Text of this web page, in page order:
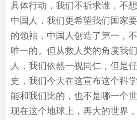
具体行动，我们不祈求谁，不
中国人，我们更希望我们国家
的领袖，中国人创造了第一，
唯一的。但从救人类的角度我
人，我们依然一视同仁，但是
史，我们今天在这宣布这个科
能和我们比的，也不是哪一个
现在这个地球上，再大的世界